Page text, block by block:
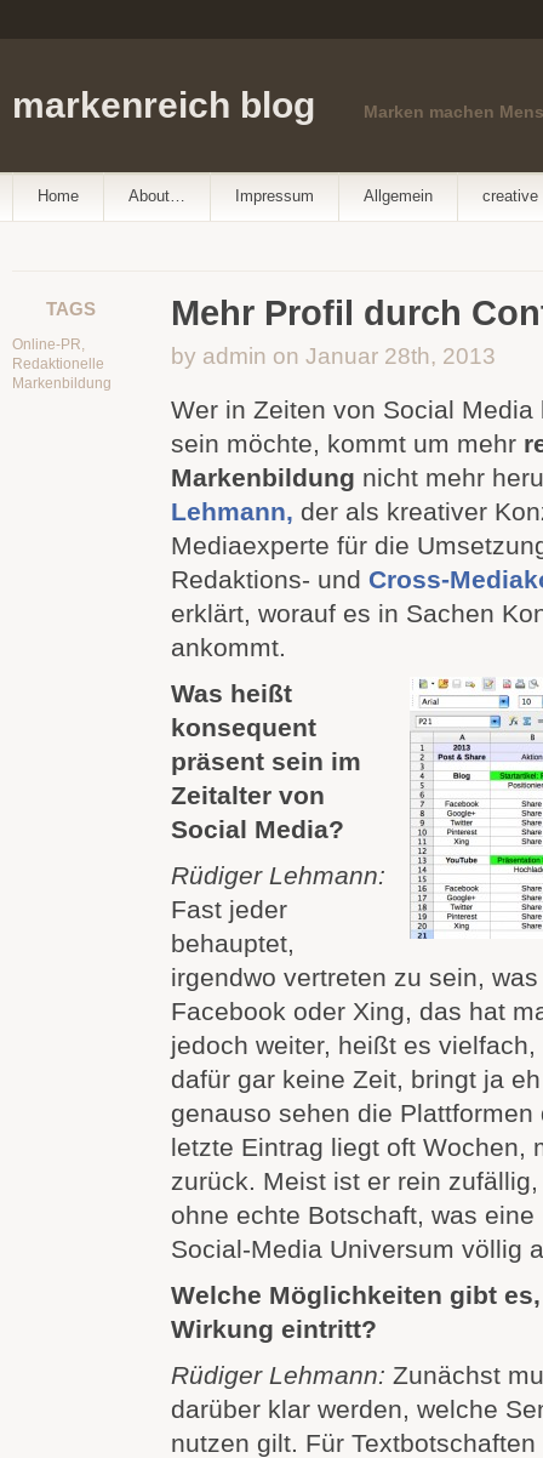
markenreich blog Marken machen
Home About… Impressum Allgemein creative
TAGS
Online-PR,
Redaktionelle
Markenbildung
Mehr Profil durch
by admin on Januar 28th, 2013
Wer in Zeiten von Social
sein möchte, kommt um mehr
Markenbildung nicht mehr
Lehmann, der als kreativer
Mediaexperte für die
Redaktions- und Cross-
erklärt, worauf es in Sachen
ankommt.
Was heißt
konsequent
präsent sein im
Zeitalter von
Social Media?
Rüdiger Lehmann:
Fast jeder
behauptet,
irgendwo vertreten zu sein,
Facebook oder Xing, das hat
jedoch weiter, heißt es vielfach,
dafür gar keine Zeit, bringt ja eh
genauso sehen die
letzte Eintrag liegt oft Wochen,
zurück. Meist ist er rein
ohne echte Botschaft, was
Social-Media Universum völlig
Welche Möglichkeiten gibt
Wirkung eintritt?
Rüdiger Lehmann: Zunächst
darüber klar werden, welche
nutzen gilt. Für